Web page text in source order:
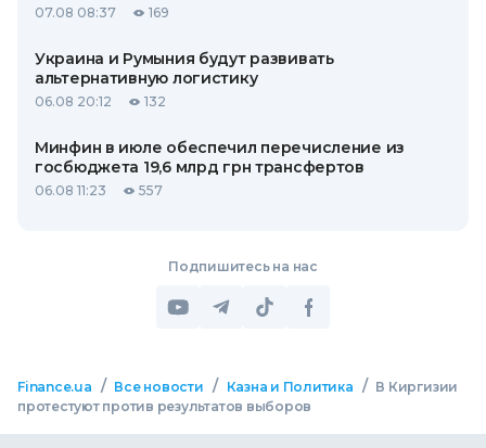
07.08 08:37 169
Украина и Румыния будут развивать
альтернативную логистику
06.08 20:12 132
Минфин в июле обеспечил перечисление из
госбюджета 19,6 млрд грн трансфертов
06.08 11:23 557
Подпишитесь на нас
Finance.ua / Все новости / Казна и Политика / В Киргизии
протестуют против результатов выборов